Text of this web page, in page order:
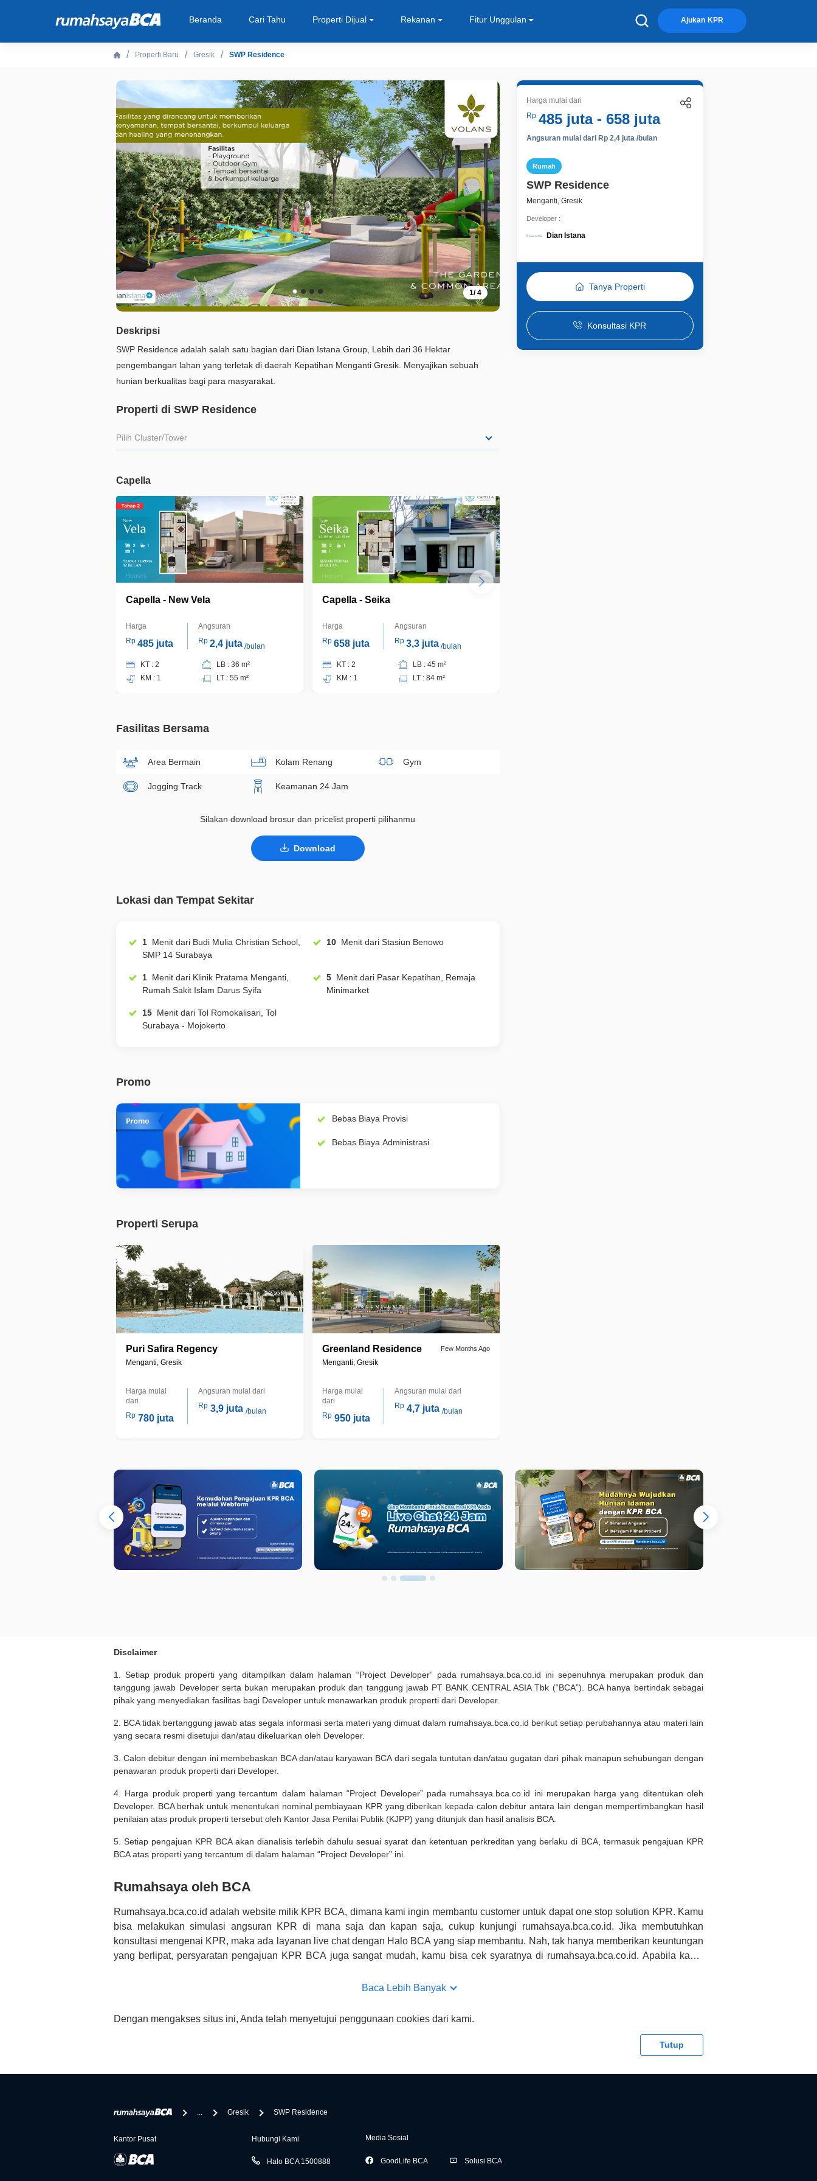
Beranda Cari Tahu Properti Dijual Rekanan Fitur Unggulan Ajukan KPR
Properti Baru Gresik SWP Residence
1/4
Deskripsi
SWP Residence adalah salah satu bagian dari Dian Istana Group, Lebih dari 36 Hektar
pengembangan lahan yang terletak di daerah Kepatihan Menganti Gresik. Menyajikan sebuah
hunian berkualitas bagi para masyarakat.
Properti di SWP Residence
Pilih Cluster/Tower
Capella
Capella - New Vela
Harga
Rp 485 juta
Angsuran
Rp 2,4 juta /bulan
KT : 2
KM : 1
LB : 36 m²
LT : 55 m²
Capella - Seika
Harga
Rp 658 juta
Angsuran
Rp 3,3 juta /bulan
KT : 2
KM : 1
LB : 45 m²
LT : 84 m²
Fasilitas Bersama
Area Bermain Kolam Renang Gym
Jogging Track Keamanan 24 Jam
Silakan download brosur dan pricelist properti pilihanmu
Download
Lokasi dan Tempat Sekitar
1 Menit dari Budi Mulia Christian School,
SMP 14 Surabaya
10 Menit dari Stasiun Benowo
1 Menit dari Klinik Pratama Menganti,
Rumah Sakit Islam Darus Syifa
5 Menit dari Pasar Kepatihan, Remaja
Minimarket
15 Menit dari Tol Romokalisari, Tol
Surabaya - Mojokerto
Promo
Bebas Biaya Provisi
Bebas Biaya Administrasi
Properti Serupa
Puri Safira Regency
Menganti, Gresik
Harga mulai
dari
Rp 780 juta
Angsuran mulai dari
Rp 3,9 juta /bulan
Greenland Residence
Menganti, Gresik
Few Months Ago
Harga mulai
dari
Rp 950 juta
Angsuran mulai dari
Rp 4,7 juta /bulan
Harga mulai dari
Rp 485 juta - 658 juta
Angsuran mulai dari Rp 2,4 juta /bulan
Rumah
SWP Residence
Menganti, Gresik
Developer :
Dian Istana
Tanya Properti
Konsultasi KPR
Disclaimer
1. Setiap produk properti yang ditampilkan dalam halaman “Project Developer” pada rumahsaya.bca.co.id ini sepenuhnya merupakan produk dan
tanggung jawab Developer serta bukan merupakan produk dan tanggung jawab PT BANK CENTRAL ASIA Tbk (“BCA”). BCA hanya bertindak sebagai
pihak yang menyediakan fasilitas bagi Developer untuk menawarkan produk properti dari Developer.
2. BCA tidak bertanggung jawab atas segala informasi serta materi yang dimuat dalam rumahsaya.bca.co.id berikut setiap perubahannya atau materi lain
yang secara resmi disetujui dan/atau dikeluarkan oleh Developer.
3. Calon debitur dengan ini membebaskan BCA dan/atau karyawan BCA dari segala tuntutan dan/atau gugatan dari pihak manapun sehubungan dengan
penawaran produk properti dari Developer.
4. Harga produk properti yang tercantum dalam halaman “Project Developer” pada rumahsaya.bca.co.id ini merupakan harga yang ditentukan oleh
Developer. BCA berhak untuk menentukan nominal pembiayaan KPR yang diberikan kepada calon debitur antara lain dengan mempertimbangkan hasil
penilaian atas produk properti tersebut oleh Kantor Jasa Penilai Publik (KJPP) yang ditunjuk dan hasil analisis BCA.
5. Setiap pengajuan KPR BCA akan dianalisis terlebih dahulu sesuai syarat dan ketentuan perkreditan yang berlaku di BCA, termasuk pengajuan KPR
BCA atas properti yang tercantum di dalam halaman “Project Developer” ini.
Rumahsaya oleh BCA
Rumahsaya.bca.co.id adalah website milik KPR BCA, dimana kami ingin membantu customer untuk dapat one stop solution KPR. Kamu
bisa melakukan simulasi angsuran KPR di mana saja dan kapan saja, cukup kunjungi rumahsaya.bca.co.id. Jika membutuhkan
konsultasi mengenai KPR, maka ada layanan live chat dengan Halo BCA yang siap membantu. Nah, tak hanya memberikan keuntungan
yang berlipat, persyaratan pengajuan KPR BCA juga sangat mudah, kamu bisa cek syaratnya di rumahsaya.bca.co.id. Apabila kamu
informasi yang rekanan berikan selain yang bisa di verifikasi oleh BCA.
Baca Lebih Banyak
Dengan mengakses situs ini, Anda telah menyetujui penggunaan cookies dari kami.
Tutup
... Gresik SWP Residence
Kantor Pusat Hubungi Kami
Halo BCA 1500888
Media Sosial
GoodLife BCA Solusi BCA